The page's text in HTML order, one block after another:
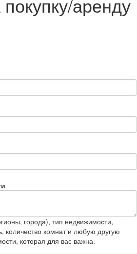
аренду
города), тип недвижимости,
комнат и любую другую
которая для вас важна.